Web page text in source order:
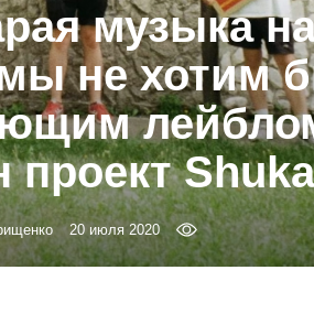
музыка
не хотим
проект
20 июля 2020